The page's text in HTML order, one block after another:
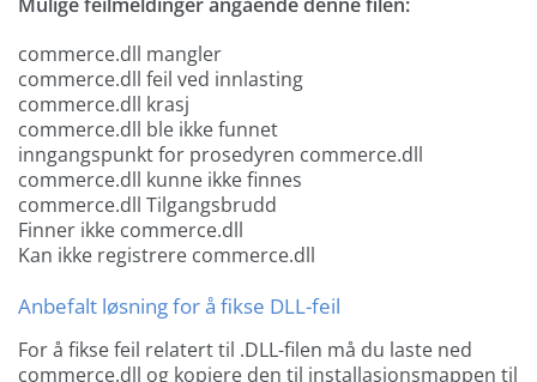
commerce.dll mangler
commerce.dll feil ved innlasting
commerce.dll krasj
commerce.dll ble ikke funnet
inngangspunkt for prosedyren commerce.dll
commerce.dll kunne ikke finnes
commerce.dll Tilgangsbrudd
Finner ikke commerce.dll
Kan ikke registrere commerce.dll
Anbefalt løsning for å fikse DLL-feil
For å fikse feil relatert til .DLL-filen må du laste ned
commerce.dll og kopiere den til installasjonsmappen til